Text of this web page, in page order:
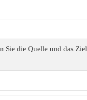
Sie die Quelle und das Ziel